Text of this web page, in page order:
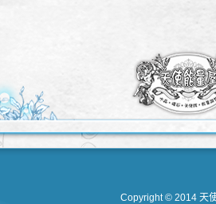
Copyright © 2014 天